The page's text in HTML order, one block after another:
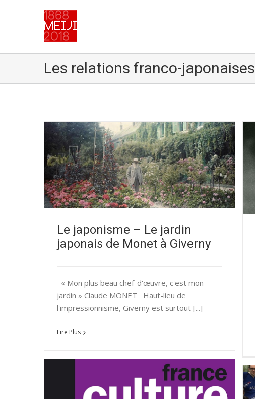
Les relations franco-japonaises
Le japonisme – Le jardin
japonais de Monet à Giverny
« Mon plus beau chef-d'œuvre, c'est mon
jardin » Claude MONET Haut-lieu de
l'impressionnisme, Giverny est surtout [...]
Lire Plus
Le Japonisme – Jean Francis AUBURTIN
Relations franco-japonaises